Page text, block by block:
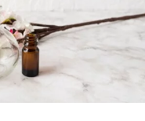
PODRÓŻE
23 stycznia 2025
Podróżnicze
warsztaty mogą